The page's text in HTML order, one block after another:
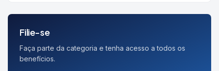
Filie-se
Faça parte da categoria e tenha acesso a todos os
benefícios.